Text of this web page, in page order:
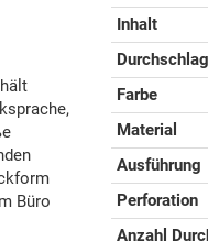
Büro
Inhalt
Durchschlag
Farbe
Material
Ausführung
Perforation
Anzahl